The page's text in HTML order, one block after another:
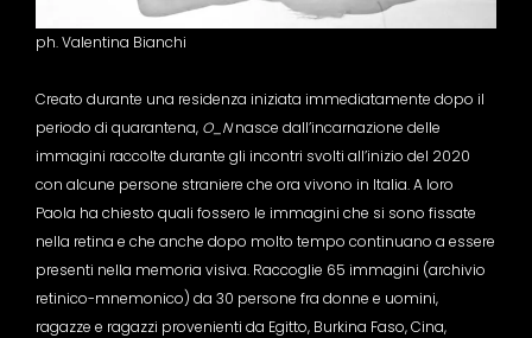
ph. Valentina Bianchi
Creato durante una residenza iniziata immediatamente dopo il
periodo di quarantena, O_Nnasce dall’incarnazione delle
immagini raccolte durante gli incontri svolti all’inizio del 2020
con alcune persone straniere che ora vivono in Italia. A loro
Paola ha chiesto quali fossero le immagini che si sono fissate
nella retina e che anche dopo molto tempo continuano a essere
presenti nella memoria visiva. Raccoglie 65 immagini (archivio
retinico-mnemonico) da 30 persone fra donne e uomini,
ragazze e ragazzi provenienti da Egitto, Burkina Faso, Cina,